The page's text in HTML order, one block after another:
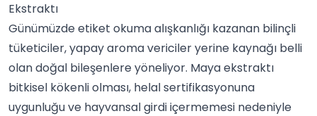
Ekstraktı
Günümüzde etiket okuma alışkanlığı kazanan bilinçli
tüketiciler, yapay aroma vericiler yerine kaynağı belli
olan doğal bileşenlere yöneliyor. Maya ekstraktı
bitkisel kökenli olması, helal sertifikasyonuna
uygunluğu ve hayvansal girdi içermemesi nedeniyle